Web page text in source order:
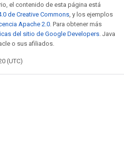
el contenido de esta página está
de Creative Commons, y los ejemplos
Apache 2.0. Para obtener más
del sitio de Google Developers. Java
o sus afiliados.
(UTC)